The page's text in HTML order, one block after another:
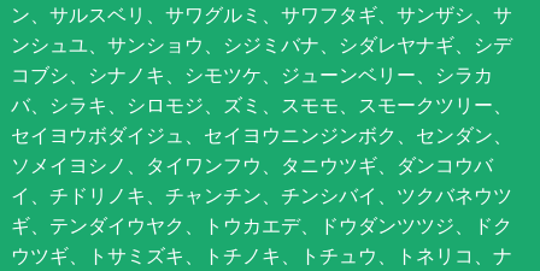
ン、サルスベリ、サワグルミ、サワフタギ、サンザシ、サ
ンシュユ、サンショウ、シジミバナ、シダレヤナギ、シデ
コブシ、シナノキ、シモツケ、ジューンベリー、シラカ
バ、シラキ、シロモジ、ズミ、スモモ、スモークツリー、
セイヨウボダイジュ、セイヨウニンジンボク、センダン、
ソメイヨシノ、タイワンフウ、タニウツギ、ダンコウバ
イ、チドリノキ、チャンチン、チンシバイ、ツクバネウツ
ギ、テンダイウヤク、トウカエデ、ドウダンツツジ、ドク
ウツギ、トサミズキ、トチノキ、トチュウ、トネリコ、ナ